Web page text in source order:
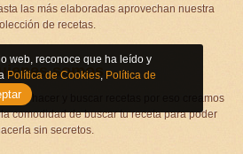
las más elaboradas aprovechan nuestra
de recetas.
somos
por hacer y buscar recetas por eso creamos
comodidad de buscar tu receta para poder
sin secretos.
web, reconoce que ha leído y
Política de Cookies, Política de